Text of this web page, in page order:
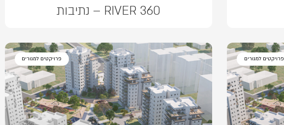
RIVER 360 – נתיבות
פרויקטים למגורים פרויקטים למגורים